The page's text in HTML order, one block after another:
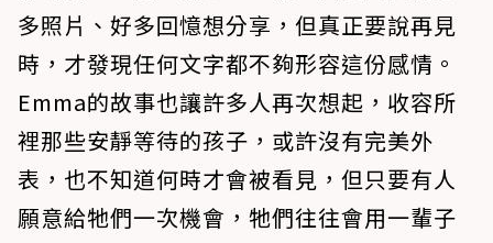
多照片、好多回憶想分享，但真正要說再見
時，才發現任何文字都不夠形容這份感情。
Emma的故事也讓許多人再次想起，收容所
裡那些安靜等待的孩子，或許沒有完美外
表，也不知道何時才會被看見，但只要有人
願意給牠們一次機會，牠們往往會用一輩子